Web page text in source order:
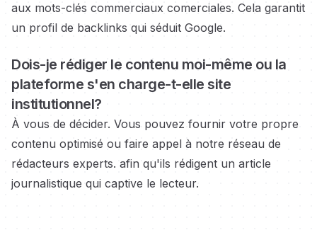
aux mots-clés commerciaux comerciales. Cela garantit
un profil de backlinks qui séduit Google.
Dois-je rédiger le contenu moi-même ou la
plateforme s'en charge-t-elle site
institutionnel?
À vous de décider. Vous pouvez fournir votre propre
contenu optimisé ou faire appel à notre réseau de
rédacteurs experts. afin qu'ils rédigent un article
journalistique qui captive le lecteur.